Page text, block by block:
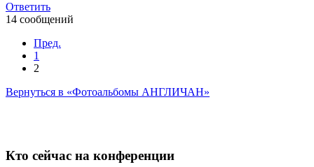
Ответить
14 сообщений
Пред.
1
2
Вернуться в «Фотоальбомы АНГЛИЧАН»
Кто сейчас на конференции